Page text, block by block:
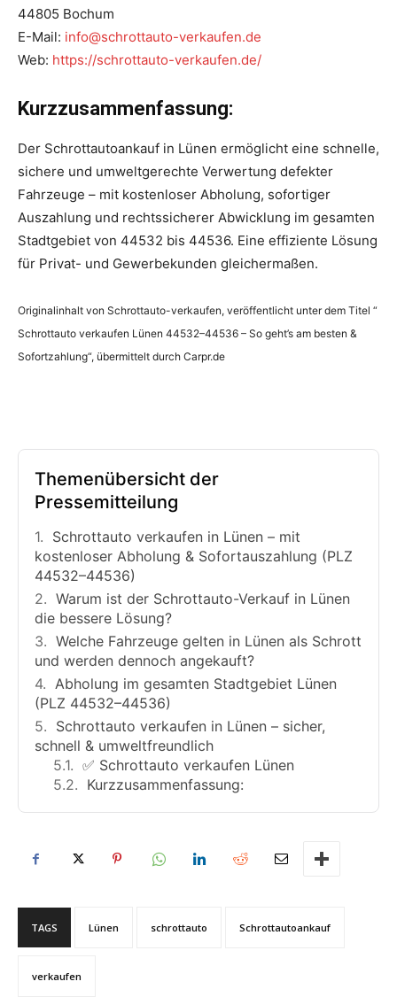
44805 Bochum
E-Mail: info@schrottauto-verkaufen.de
Web: https://schrottauto-verkaufen.de/
Kurzzusammenfassung:
Der Schrottautoankauf in Lünen ermöglicht eine schnelle,
sichere und umweltgerechte Verwertung defekter
Fahrzeuge – mit kostenloser Abholung, sofortiger
Auszahlung und rechtssicherer Abwicklung im gesamten
Stadtgebiet von 44532 bis 44536. Eine effiziente Lösung
für Privat- und Gewerbekunden gleichermaßen.
Originalinhalt von Schrottauto-verkaufen, veröffentlicht unter dem Titel “
Schrottauto verkaufen Lünen 44532–44536 – So geht’s am besten &
Sofortzahlung“, übermittelt durch Carpr.de
Themenübersicht der
Pressemitteilung
Schrottauto verkaufen in Lünen – mit
kostenloser Abholung & Sofortauszahlung (PLZ
44532–44536)
Warum ist der Schrottauto-Verkauf in Lünen
die bessere Lösung?
Welche Fahrzeuge gelten in Lünen als Schrott
und werden dennoch angekauft?
Abholung im gesamten Stadtgebiet Lünen
(PLZ 44532–44536)
Schrottauto verkaufen in Lünen – sicher,
schnell & umweltfreundlich
✅ Schrottauto verkaufen Lünen
Kurzzusammenfassung:
TAGS Lünen schrottauto Schrottautoankauf
verkaufen